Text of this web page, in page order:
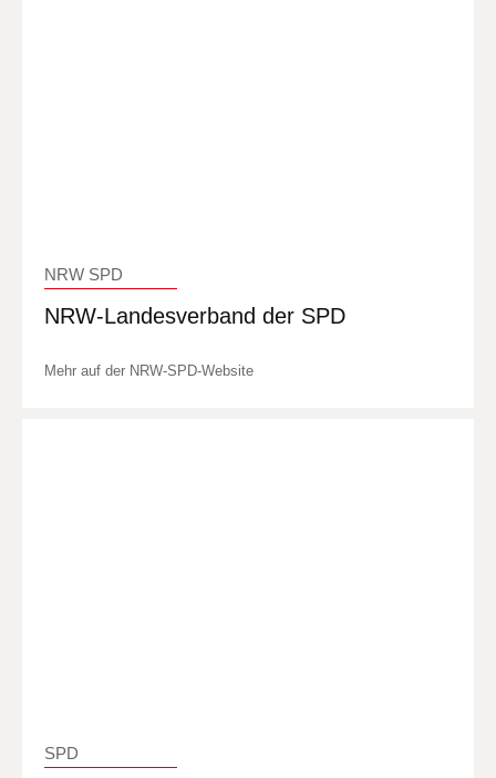
NRW SPD
NRW-Landesverband der SPD
Mehr auf der NRW-SPD-Website
SPD